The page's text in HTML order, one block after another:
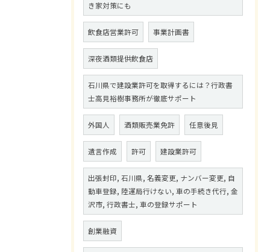
き家対策にも
飲食店営業許可 事業計画書
深夜酒類提供飲食店
石川県で建設業許可を取得するには？行政書
士高見裕樹事務所が徹底サポート
外国人 酒類販売業免許 任意後見
遺言作成 許可 建設業許可
出張封印, 石川県, 名義変更, ナンバー変更, 自
動車登録, 陸運局行けない, 車の手続き代行, 金
沢市, 行政書士, 車の登録サポート
創業融資